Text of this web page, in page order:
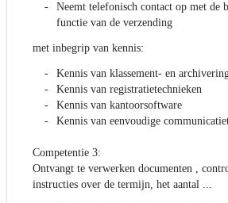
Neemt telefonisch contact op met de
functie van de verzending
met inbegrip van kennis:
Kennis van klassement- en
Kennis van registratietechnieken
Kennis van kantoorsoftware
Kennis van eenvoudige
Competentie 3:
Ontvangt te verwerken documenten ,
instructies over de termijn, het aantal ...